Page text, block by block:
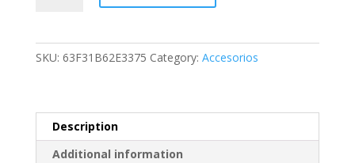
SKU: 63F31B62E3375 Category: Accesorios
Description
Additional information